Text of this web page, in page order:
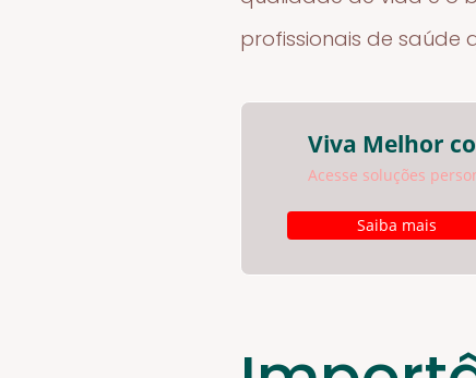
profissionais de saúde
Viva Melhor
Acesse soluções
Saiba mais